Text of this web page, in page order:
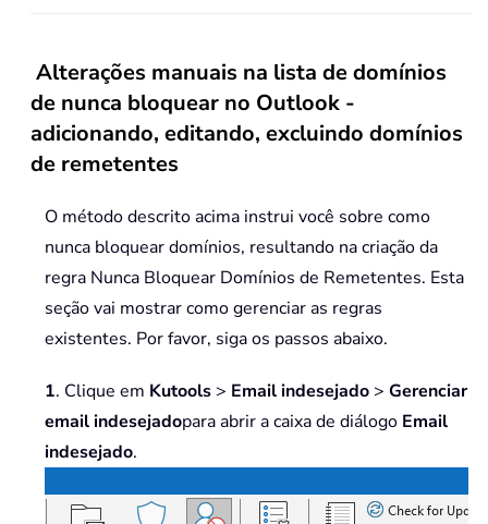
Alterações manuais na lista de domínios
de nunca bloquear no Outlook -
adicionando, editando, excluindo domínios
de remetentes
O método descrito acima instrui você sobre como
nunca bloquear domínios, resultando na criação da
regra Nunca Bloquear Domínios de Remetentes. Esta
seção vai mostrar como gerenciar as regras
existentes. Por favor, siga os passos abaixo.
1. Clique em Kutools > Email indesejado > Gerenciar
email indesejadopara abrir a caixa de diálogo Email
indesejado.